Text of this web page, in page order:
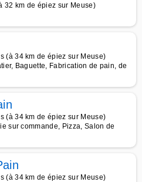
32 km de épiez sur Meuse)
(à 34 km de épiez sur Meuse)
Baguette, Fabrication de pain, de
(à 34 km de épiez sur Meuse)
sur commande, Pizza, Salon de
(à 34 km de épiez sur Meuse)